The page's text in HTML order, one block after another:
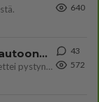
640
Iäkäs Jämsäläinen mies kuoli poliisiautoon matkalla Jyväskylän putkaan
Iäkäs vanhus humalassa niin huonossa kunnossa, ettei pystynyt huolehtimaan itsestään niin ainoa apu sillä hetkellä oli
43
572